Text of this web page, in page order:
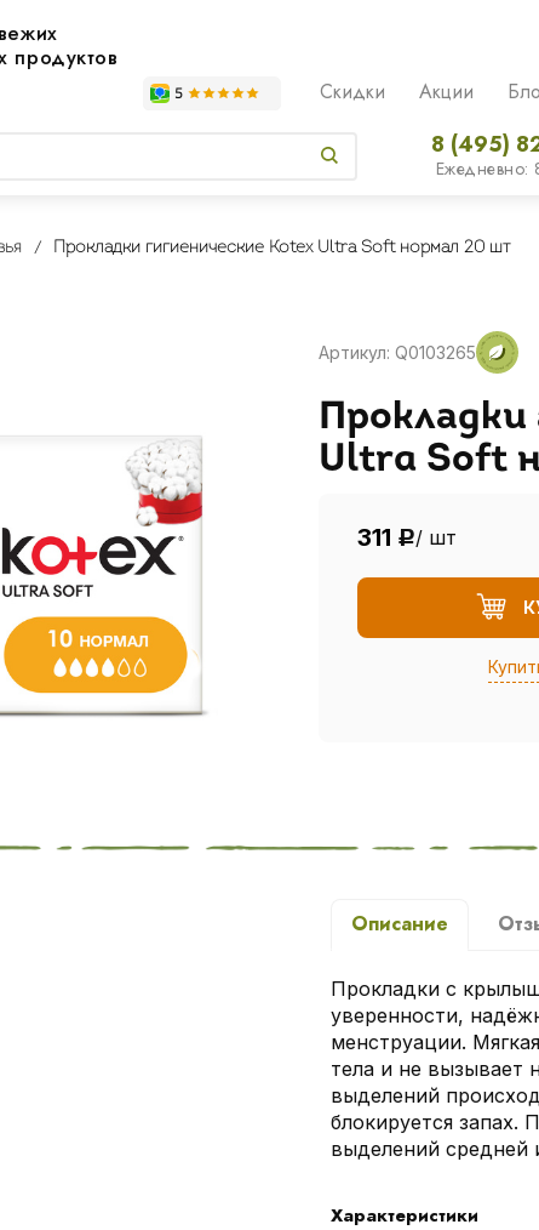
продуктов
Скидки Акции
8 (495)
Ежедневно:
Прокладки гигиенические Kotex Ultra Soft нормал 20 шт
Артикул: Q0103265
Прокладки
Ultra Soft
311 Р/ шт
Описание
Прокладки с
уверенности,
менструации.
тела и не вызывает
выделений
блокируется запах.
выделений средней
Характеристики